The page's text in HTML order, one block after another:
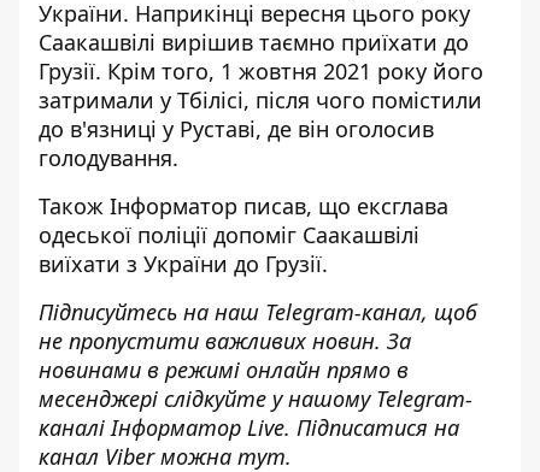
України. Наприкінці вересня цього року
Саакашвілі вирішив таємно приїхати до
Грузії. Крім того, 1 жовтня 2021 року його
затримали у Тбілісі, після чого помістили
до в'язниці у Руставі, де він оголосив
голодування.
Також Інформатор писав, що ексглава
одеської поліції допоміг Саакашвілі
виїхати з України до Грузії.
Підписуйтесь на наш Telegram-канал, щоб
не пропустити важливих новин. За
новинами в режимі онлайн прямо в
месенджері слідкуйте у нашому Telegram-
каналіІнформатор Live. Підписатися на
канал Viber можна тут.